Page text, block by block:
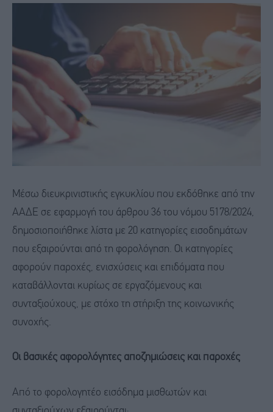
Μέσω διευκρινιστικής εγκυκλίου που εκδόθηκε από την
ΑΑΔΕ σε εφαρμογή του άρθρου 36 του νόμου 5178/2024,
δημοσιοποιήθηκε λίστα με 20 κατηγορίες εισοδημάτων
που εξαιρούνται από τη φορολόγηση. Οι κατηγορίες
αφορούν παροχές, ενισχύσεις και επιδόματα που
καταβάλλονται κυρίως σε εργαζόμενους και
συνταξιούχους, με στόχο τη στήριξη της κοινωνικής
συνοχής.
Οι βασικές αφορολόγητες αποζημιώσεις και παροχές
Από το φορολογητέο εισόδημα μισθωτών και